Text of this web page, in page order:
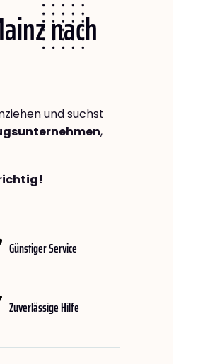
nach
und suchst
,
Günstiger Service
Zuverlässige Hilfe